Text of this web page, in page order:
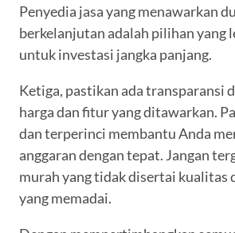
Penyedia jasa yang menawarkan
berkelanjutan adalah pilihan yang
untuk investasi jangka panjang.
Ketiga, pastikan ada transparansi
harga dan fitur yang ditawarkan.
dan terperinci membantu Anda
anggaran dengan tepat. Jangan
murah yang tidak disertai kualitas
yang memadai.